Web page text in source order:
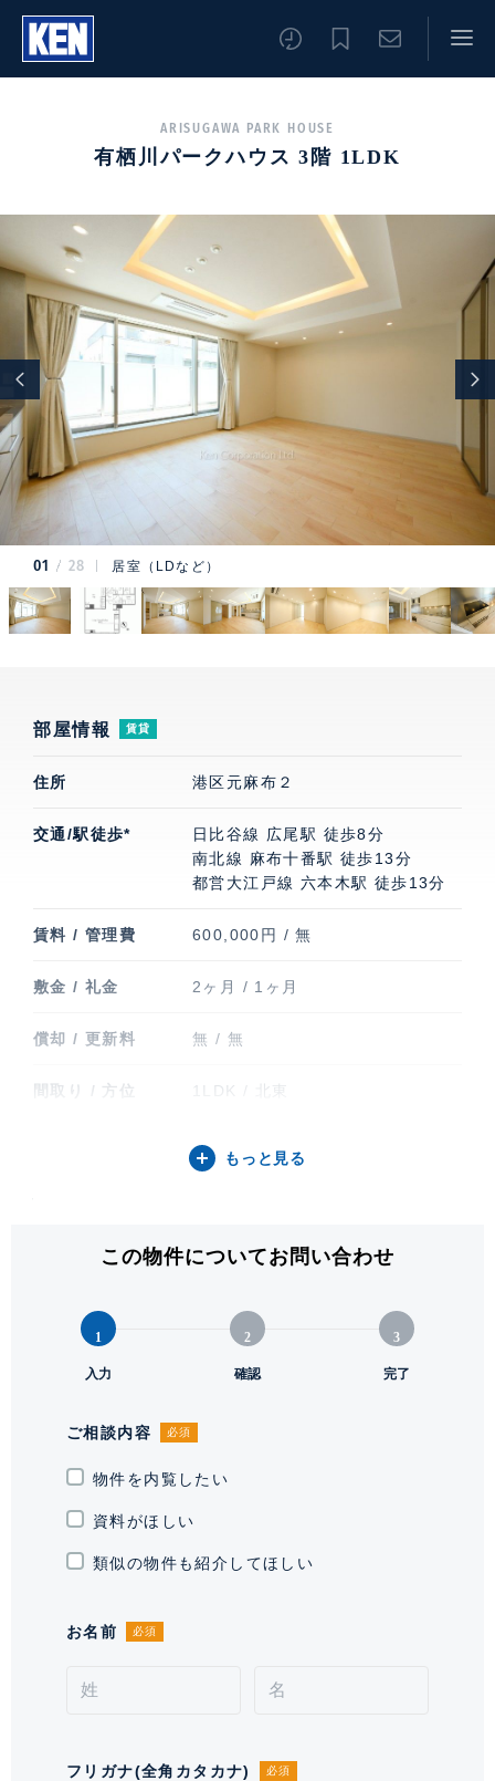
ARISUGAWA PARK HOUSE
有栖川パークハウス 3階 1LDK
01 28 居室（LDなど）
部屋情報 賃貸
住所 港区元麻布２
交通/駅徒歩*
日比谷線 広尾駅 徒歩8分
南北線 麻布十番駅 徒歩13分
都営大江戸線 六本木駅 徒歩13分
賃料 / 管理費 600,000円 / 無
敷金 / 礼金 2ヶ月 / 1ヶ月
償却 / 更新料 無 / 無
間取り / 方位 1LDK / 北東
66.08㎡ (19.98坪)
階建 / 所在階 地上6階 地下1階建 / 3階部分
2008年1月
駐輪場・バイク置
き場
契約形態
契約期間（期日）
なります。)
もっと見る
この物件についてお問い合わせ
1
入力
2
確認
3
完了
ご相談内容 必須
物件を内覧したい
資料がほしい
類似の物件も紹介してほしい
お名前 必須
フリガナ(全角カタカナ) 必須